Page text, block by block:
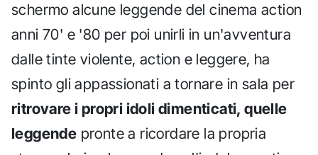
schermo alcune leggende del cinema action
anni 70' e '80 per poi unirli in un'avventura
dalle tinte violente, action e leggere, ha
spinto gli appassionati a tornare in sala per
ritrovare i propri idoli dimenticati, quelle
leggende pronte a ricordare la propria